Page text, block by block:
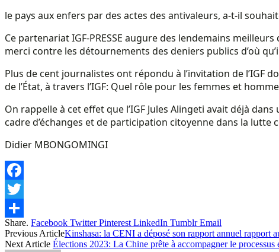
le pays aux enfers par des actes des antivaleurs, a-t-il
Ce partenariat IGF-PRESSE augure des lendemains
merci contre les détournements des deniers publics d’où
Plus de cent journalistes ont répondu à l’invitation de
de l’État, à travers l’IGF: Quel rôle pour les femmes et
On rappelle à cet effet que l’IGF Jules Alingeti avait déjà
cadre d’échanges et de participation citoyenne dans la lutte
Didier MBONGOMINGI
Facebook
Twitter
Share
Share. Facebook Twitter Pinterest LinkedIn Tumblr Email
Previous ArticleKinshasa: la CENI a déposé son rapport annuel rapport
Next Article Élections 2023: La Chine prête à accompagner le processus